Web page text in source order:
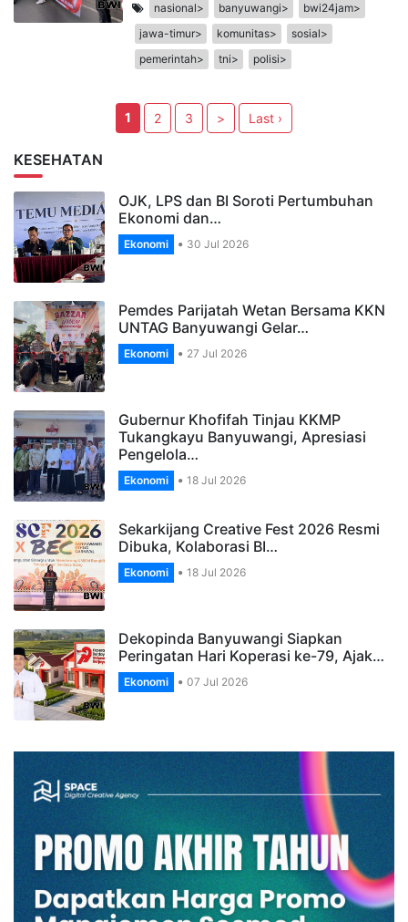
nasional> banyuwangi>
bwi24jam>
jawa-timur>
komunitas>
sosial>
pemerintah>
tni> polisi>
1 2 3 > Last ›
KESEHATAN
OJK, LPS dan BI Soroti Pertumbuhan
Ekonomi dan…
Ekonomi 30 Jul 2026
Pemdes Parijatah Wetan Bersama KKN
UNTAG Banyuwangi Gelar…
Ekonomi 27 Jul 2026
Gubernur Khofifah Tinjau KKMP
Tukangkayu Banyuwangi, Apresiasi
Pengelola…
Ekonomi 18 Jul 2026
Sekarkijang Creative Fest 2026 Resmi
Dibuka, Kolaborasi BI…
Ekonomi 18 Jul 2026
Dekopinda Banyuwangi Siapkan
Peringatan Hari Koperasi ke-79, Ajak…
Ekonomi 07 Jul 2026